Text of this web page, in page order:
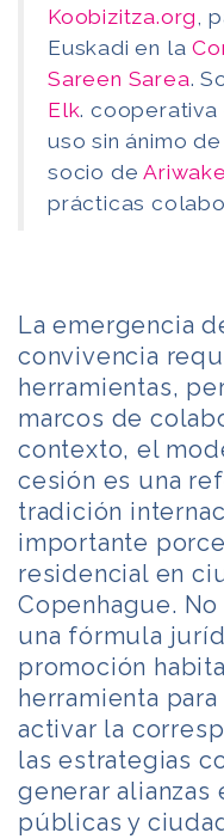
Koobizitza.org,
Euskadi en la
Sareen Sarea.
Elk. cooperativa
uso sin ánimo
socio de
prácticas
La emergencia
convivencia
herramientas,
marcos de
contexto, el
cesión es una
tradición
importante
residencial en
Copenhague.
una fórmula
promoción
herramienta
activar la
las estrategias
generar alianzas
públicas y